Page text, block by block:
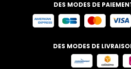
DES MODES DE
DES MODES DE